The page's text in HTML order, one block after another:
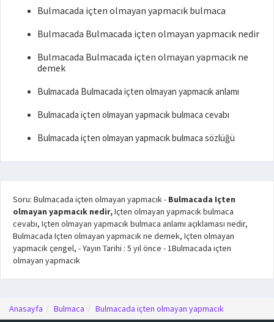
Bulmacada içten olmayan yapmacık bulmaca
Bulmacada Bulmacada içten olmayan yapmacık nedir
Bulmacada Bulmacada içten olmayan yapmacık ne
demek
Bulmacada Bulmacada içten olmayan yapmacık anlamı
Bulmacada içten olmayan yapmacık bulmaca cevabı
Bulmacada içten olmayan yapmacık bulmaca sözlüğü
Soru: Bulmacada içten olmayan yapmacık- Bulmacada Içten
olmayan yapmacık nedir,Içten olmayan yapmacık bulmaca
cevabı, Içten olmayan yapmacık bulmaca anlamı açıklaması nedir,
Bulmacada Içten olmayan yapmacık ne demek, Içten olmayan
yapmacık çengel, - Yayın Tarihi : 5 yıl önce -1Bulmacada içten
olmayan yapmacık
Anasayfa Bulmaca Bulmacada içten olmayan yapmacık